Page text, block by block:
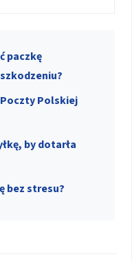
paczkę
Polskiej
by dotarła
bez stresu?